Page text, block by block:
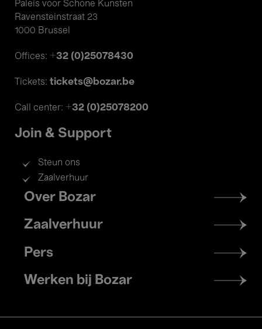
Paleis voor Schone Kunsten
Ravensteinstraat 23
1000 Brussel
Offices: +32 (0)25078430
Tickets: tickets@bozar.be
Call center: +32 (0)25078200
Join & Support
Steun ons
Zaalverhuur
Footer
menu
Over Bozar
Zaalverhuur
Pers
Werken bij Bozar